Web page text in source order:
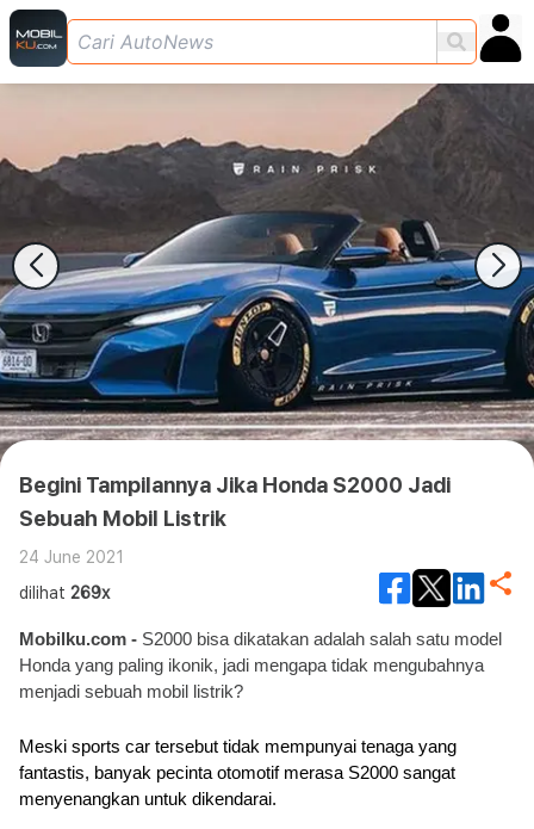
Begini Tampilannya Jika Honda S2000 Jadi
Sebuah Mobil Listrik
24 June 2021
dilihat 269x
Mobilku.com - S2000 bisa dikatakan adalah salah satu model
Honda yang paling ikonik, jadi mengapa tidak mengubahnya
menjadi sebuah mobil listrik?
Meski sports car tersebut tidak mempunyai tenaga yang
fantastis, banyak pecinta otomotif merasa S2000 sangat
menyenangkan untuk dikendarai.